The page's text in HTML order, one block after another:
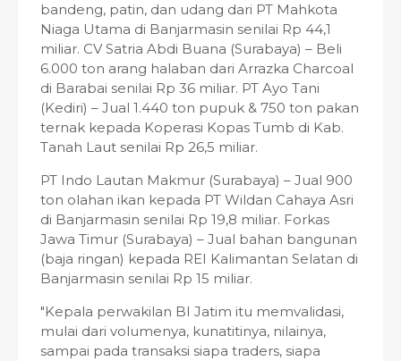
bandeng, patin, dan udang dari PT Mahkota
Niaga Utama di Banjarmasin senilai Rp 44,1
miliar. CV Satria Abdi Buana (Surabaya) – Beli
6.000 ton arang halaban dari Arrazka Charcoal
di Barabai senilai Rp 36 miliar. PT Ayo Tani
(Kediri) – Jual 1.440 ton pupuk & 750 ton pakan
ternak kepada Koperasi Kopas Tumb di Kab.
Tanah Laut senilai Rp 26,5 miliar.
PT Indo Lautan Makmur (Surabaya) – Jual 900
ton olahan ikan kepada PT Wildan Cahaya Asri
di Banjarmasin senilai Rp 19,8 miliar. Forkas
Jawa Timur (Surabaya) – Jual bahan bangunan
(baja ringan) kepada REI Kalimantan Selatan di
Banjarmasin senilai Rp 15 miliar.
"Kepala perwakilan BI Jatim itu memvalidasi,
mulai dari volumenya, kunatitinya, nilainya,
sampai pada transaksi siapa traders, siapa